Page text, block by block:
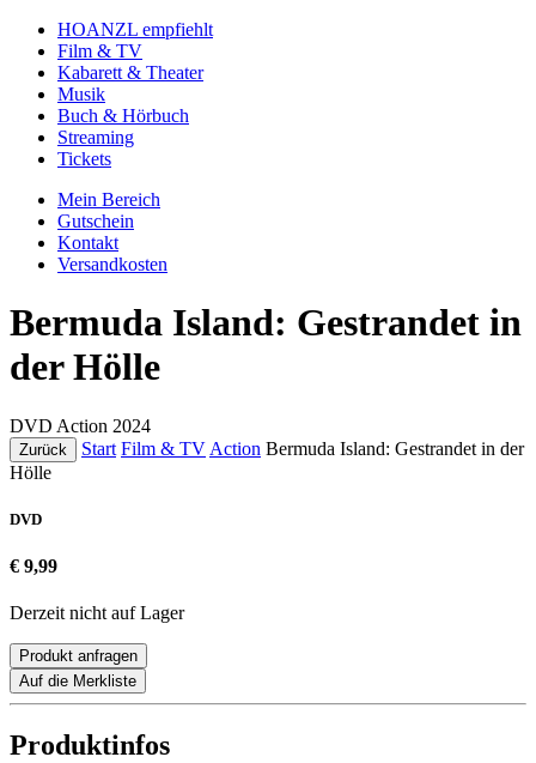
HOANZL empfiehlt
Film & TV
Kabarett & Theater
Musik
Buch & Hörbuch
Streaming
Tickets
Mein Bereich
Gutschein
Kontakt
Versandkosten
Bermuda Island: Gestrandet in
der Hölle
DVD Action 2024
Zurück Start Film & TV Action Bermuda Island: Gestrandet in der
Hölle
DVD
€ 9,99
Derzeit nicht auf Lager
Produkt anfragen
Auf die Merkliste
Produktinfos